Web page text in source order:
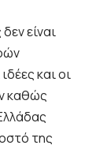
είναι
και οι
καθώς
της